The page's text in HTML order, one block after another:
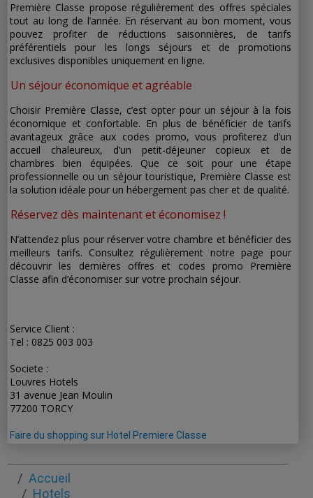
Première Classe propose régulièrement des offres spéciales
tout au long de l’année. En réservant au bon moment, vous
pouvez profiter de réductions saisonnières, de tarifs
préférentiels pour les longs séjours et de promotions
exclusives disponibles uniquement en ligne.
Un séjour économique et agréable
Choisir Première Classe, c’est opter pour un séjour à la fois
économique et confortable. En plus de bénéficier de tarifs
avantageux grâce aux codes promo, vous profiterez d’un
accueil chaleureux, d’un petit-déjeuner copieux et de
chambres bien équipées. Que ce soit pour une étape
professionnelle ou un séjour touristique, Première Classe est
la solution idéale pour un hébergement pas cher et de qualité.
Réservez dès maintenant et économisez !
N’attendez plus pour réserver votre chambre et bénéficier des
meilleurs tarifs. Consultez régulièrement notre page pour
découvrir les dernières offres et codes promo Première
Classe afin d’économiser sur votre prochain séjour.
Service Client :
Tel : 0825 003 003
Societe :
Louvres Hotels
31 avenue Jean Moulin
77200 TORCY
Faire du shopping sur Hotel Premiere Classe
Accueil
Hotels